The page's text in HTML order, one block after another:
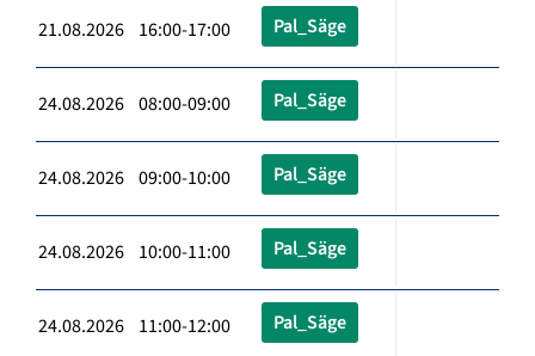
21.08.2026 16:00-17:00 Pal_Säge
24.08.2026 08:00-09:00 Pal_Säge
24.08.2026 09:00-10:00 Pal_Säge
24.08.2026 10:00-11:00 Pal_Säge
24.08.2026 11:00-12:00 Pal_Säge